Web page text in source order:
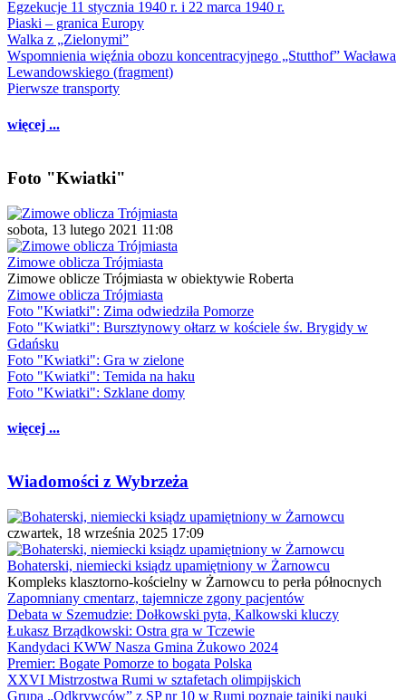
Egzekucje 11 stycznia 1940 r. i 22 marca 1940 r.
Piaski – granica Europy
Walka z „Zielonymi”
Wspomnienia więźnia obozu koncentracyjnego „Stutthof” Wacława
Lewandowskiego (fragment)
Pierwsze transporty
więcej ...
Foto "Kwiatki"
sobota, 13 lutego 2021 11:08
Zimowe oblicza Trójmiasta
Zimowe oblicze Trójmiasta w obiektywie Roberta
Zimowe oblicza Trójmiasta
Foto "Kwiatki": Zima odwiedziła Pomorze
Foto "Kwiatki": Bursztynowy ołtarz w kościele św. Brygidy w
Gdańsku
Foto "Kwiatki": Gra w zielone
Foto "Kwiatki": Temida na haku
Foto "Kwiatki": Szklane domy
więcej ...
Wiadomości z Wybrzeża
czwartek, 18 września 2025 17:09
Bohaterski, niemiecki ksiądz upamiętniony w Żarnowcu
Kompleks klasztorno-kościelny w Żarnowcu to perła północnych
Zapomniany cmentarz, tajemnicze zgony pacjentów
Debata w Szemudzie: Dołkowski pyta, Kalkowski kluczy
Łukasz Brządkowski: Ostra gra w Tczewie
Kandydaci KWW Nasza Gmina Żukowo 2024
Premier: Bogate Pomorze to bogata Polska
XXVI Mistrzostwa Rumi w sztafetach olimpijskich
Grupa „Odkrywców” z SP nr 10 w Rumi poznaje tajniki nauki